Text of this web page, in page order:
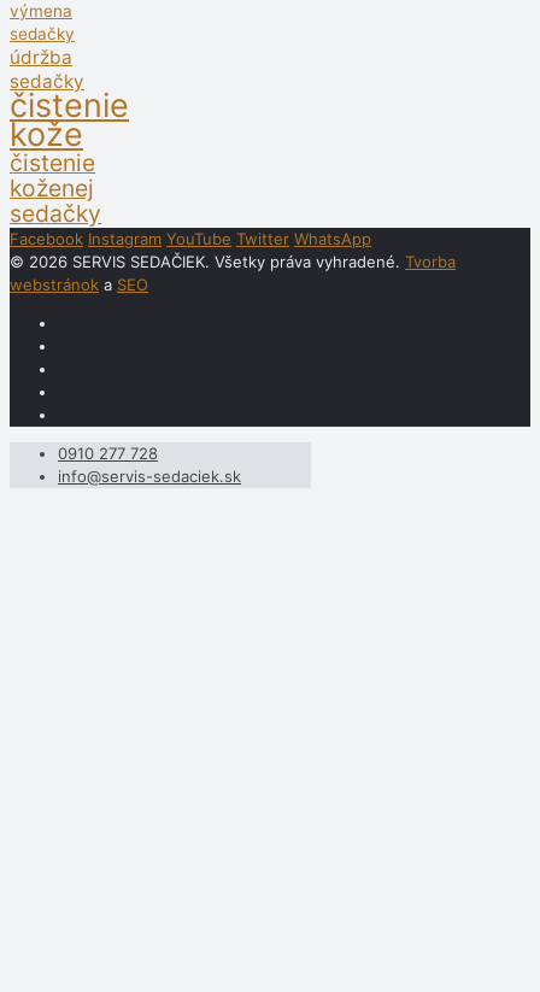
výmena
sedačky
údržba
sedačky
čistenie
kože
čistenie
koženej
sedačky
Facebook Instagram YouTube Twitter WhatsApp
© 2026 SERVIS SEDAČIEK. Všetky práva vyhradené. Tvorba
webstránok a SEO
0910 277 728
info@servis-sedaciek.sk